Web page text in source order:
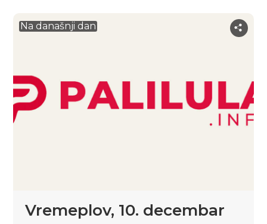
Na današnji dan
Vremeplov, 10. decembar